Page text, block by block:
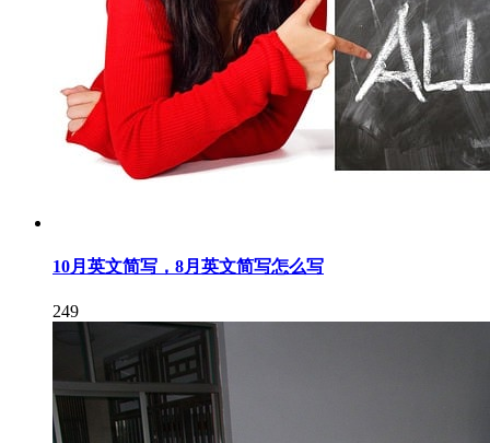
10月英文简写，8月英文简写怎么写
249